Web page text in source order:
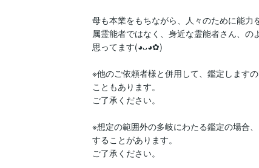
母も本業をもちながら、人々のために能力
属霊能者ではなく、身近な霊能者さん、の
思ってます(⁠◕⁠ᴗ⁠◕⁠✿⁠)
※他のご依頼者様と併用して、鑑定します
こともあります。
ご了承ください。
※想定の範囲外の多岐にわたる鑑定の場合
することがあります。
ご了承ください。